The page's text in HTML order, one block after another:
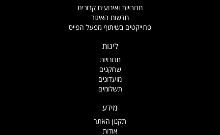
תחרויות ואירועים קרובים
חדשות האיגוד
פרוייקטים בשיתוף מפעל הפייס
ליגות
תחרויות
שחקנים
מועדונים
תשלומים
מידע
תקנון האתר
אודות